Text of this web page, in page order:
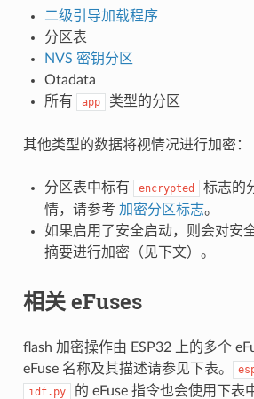
二级引导加载程序
分区表
NVS 密钥分区
Otadata
所有
app 类型的分区
其他类型的数据将视情况进行加密：
分区表中标有 encrypted
标志的
情，请参考 加密分区标志。
如果启用了安全启动，则会对安
摘要进行加密（见下文）。
相关 eFuses
flash 加密操作由 ESP32 上的多个
eFuse 名称及其描述请参见下表。
idf.py
的 eFuse 指令也会使用下表